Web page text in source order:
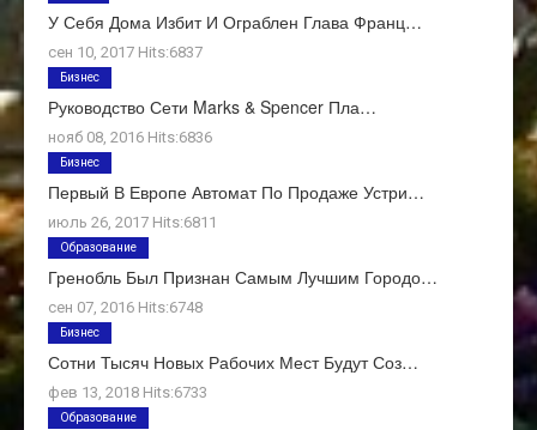
У Себя Дома Избит И Ограблен Глава Франц…
сен 10, 2017 Hits:6837
Руководство Сети Marks & Spencer Пла…
нояб 08, 2016 Hits:6836
Бизнес
Первый В Европе Автомат По Продаже Устри…
июль 26, 2017 Hits:6811
Бизнес
Гренобль Был Признан Самым Лучшим Городо…
сен 07, 2016 Hits:6748
Образование
Сотни Тысяч Новых Рабочих Мест Будут Соз…
фев 13, 2018 Hits:6733
Бизнес
Образование